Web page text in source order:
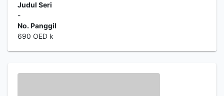
Judul Seri
-
No. Panggil
690 OED k